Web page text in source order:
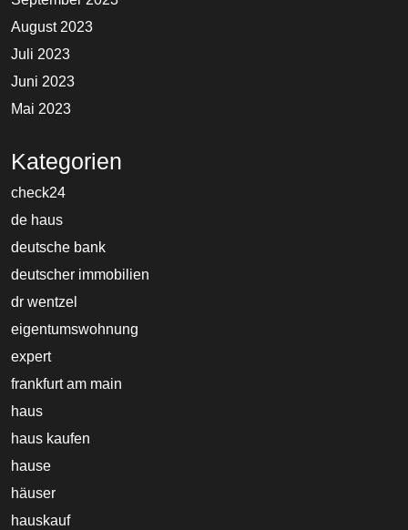
August 2023
Juli 2023
Juni 2023
Mai 2023
Kategorien
check24
de haus
deutsche bank
deutscher immobilien
dr wentzel
eigentumswohnung
expert
frankfurt am main
haus
haus kaufen
hause
häuser
hauskauf